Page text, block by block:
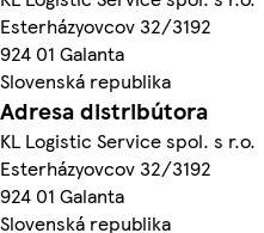
Esterházyovcov 32/3192
924 01 Galanta
Slovenská republika
Adresa distribútora
KL Logistic Service spol. s r.o.
Esterházyovcov 32/3192
924 01 Galanta
Slovenská republika